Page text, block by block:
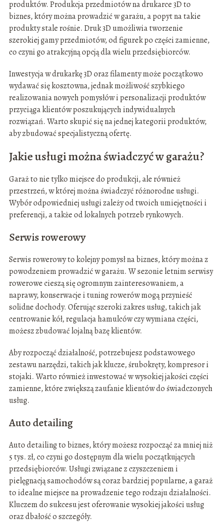
produktów. Produkcja przedmiotów na drukarce 3D to
biznes, który można prowadzić w garażu, a popyt na takie
produkty stale rośnie. Druk 3D umożliwia tworzenie
szerokiej gamy przedmiotów, od figurek po części zamienne,
co czyni go atrakcyjną opcją dla wielu przedsiębiorców.
Inwestycja w drukarkę 3D oraz filamenty może początkowo
wydawać się kosztowna, jednak możliwość szybkiego
realizowania nowych pomysłów i personalizacji produktów
przyciąga klientów poszukujących indywidualnych
rozwiązań. Warto skupić się na jednej kategorii produktów,
aby zbudować specjalistyczną ofertę.
Jakie usługi można świadczyć w garażu?
Garaż to nie tylko miejsce do produkcji, ale również
przestrzeń, w której można świadczyć różnorodne usługi.
Wybór odpowiedniej usługi zależy od twoich umiejętności i
preferencji, a także od lokalnych potrzeb rynkowych.
Serwis rowerowy
Serwis rowerowy to kolejny pomysł na biznes, który można z
powodzeniem prowadzić w garażu. W sezonie letnim serwisy
rowerowe cieszą się ogromnym zainteresowaniem, a
naprawy, konserwacje i tuning rowerów mogą przynieść
solidne dochody. Oferując szeroki zakres usług, takich jak
centrowanie kół, regulacja hamulców czy wymiana części,
możesz zbudować lojalną bazę klientów.
Aby rozpocząć działalność, potrzebujesz podstawowego
zestawu narzędzi, takich jak klucze, śrubokręty, kompresor i
stojaki. Warto również inwestować w wysokiej jakości części
zamienne, które zwiększą zaufanie klientów do świadczonych
usług.
Auto detailing
Auto detailing to biznes, który możesz rozpocząć za mniej niż
5 tys. zł, co czyni go dostępnym dla wielu początkujących
przedsiębiorców. Usługi związane z czyszczeniem i
pielęgnacją samochodów są coraz bardziej popularne, a garaż
to idealne miejsce na prowadzenie tego rodzaju działalności.
Kluczem do sukcesu jest oferowanie wysokiej jakości usług
oraz dbałość o szczegóły.